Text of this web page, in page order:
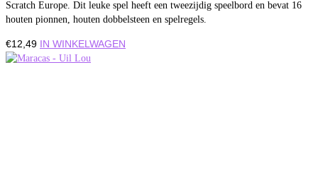
Scratch Europe. Dit leuke spel heeft een tweezijdig speelbord en bevat 16
houten pionnen, houten dobbelsteen en spelregels.
€12,49 IN WINKELWAGEN